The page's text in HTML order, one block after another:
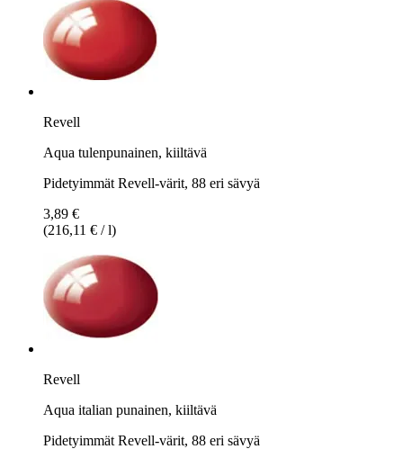
Revell
Aqua tulenpunainen, kiiltävä
Pidetyimmät Revell-värit, 88 eri sävyä
3,89 €
(216,11 € / l)
Revell
Aqua italian punainen, kiiltävä
Pidetyimmät Revell-värit, 88 eri sävyä